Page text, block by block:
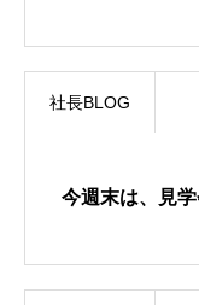
「本日も絶好調さま
CONTACT
社長BLOG
今週末は、見